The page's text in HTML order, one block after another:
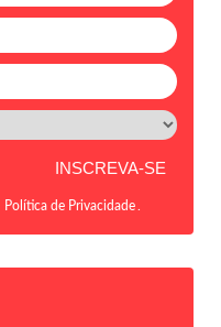
Política de Privacidade